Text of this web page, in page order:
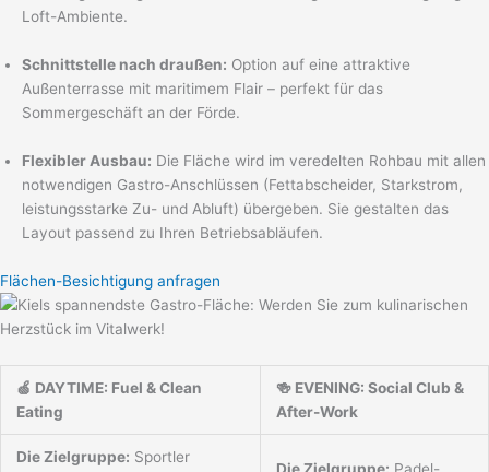
Loft-Ambiente.
Schnittstelle nach draußen: Option auf eine attraktive
Außenterrasse mit maritimem Flair – perfekt für das
Sommergeschäft an der Förde.
Flexibler Ausbau: Die Fläche wird im veredelten Rohbau mit allen
notwendigen Gastro-Anschlüssen (Fettabscheider, Starkstrom,
leistungsstarke Zu- und Abluft) übergeben. Sie gestalten das
Layout passend zu Ihren Betriebsabläufen.
Flächen-Besichtigung anfragen
🍏 DAYTIME: Fuel & Clean
Eating
🍻 EVENING: Social Club &
After-Work
Die Zielgruppe: Sportler
Die Zielgruppe: Padel-